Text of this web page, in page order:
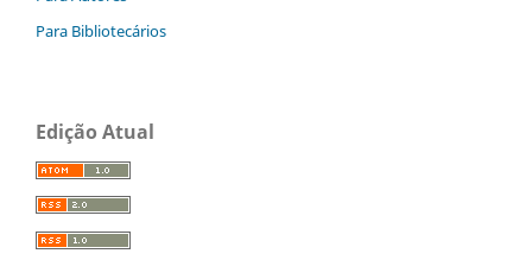
Para Bibliotecários
Edição Atual